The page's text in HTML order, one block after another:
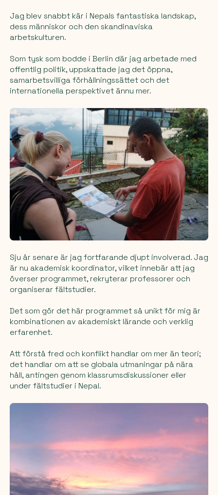
Jag blev snabbt kär i Nepals fantastiska landskap,
dess människor och den skandinaviska
arbetskulturen.
Som tysk som bodde i Berlin där jag arbetade med
offentlig politik, uppskattade jag det öppna,
samarbetsvilliga förhållningssättet och det
internationella perspektivet ännu mer.
Sju år senare är jag fortfarande djupt involverad. Jag
är nu akademisk koordinator, vilket innebär att jag
överser programmet, rekryterar professorer och
organiserar fältstudier.
Det som gör det här programmet så unikt för mig är
kombinationen av akademiskt lärande och verklig
erfarenhet.
Att förstå fred och konflikt handlar om mer än teori;
det handlar om att se globala utmaningar på nära
håll, antingen genom klassrumsdiskussioner eller
under fältstudier i Nepal.